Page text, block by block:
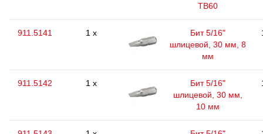
ТВ60
911.5141 1 x
Бит 5/16"
шлицевой, 30 мм, 8
мм
911.5142 1 x
Бит 5/16"
шлицевой, 30 мм,
10 мм